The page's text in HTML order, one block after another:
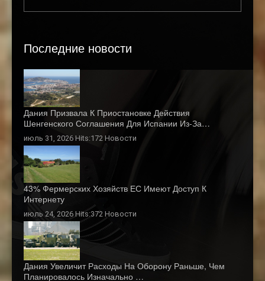
Последние новости
Дания Призвала К Приостановке Действия
Шенгенского Соглашения Для Испании Из-За…
июль 31, 2026 Hits:172 Новости
43% Фермерских Хозяйств ЕС Имеют Доступ К
Интернету
июль 24, 2026 Hits:372 Новости
Дания Увеличит Расходы На Оборону Раньше, Чем
Планировалось Изначально …